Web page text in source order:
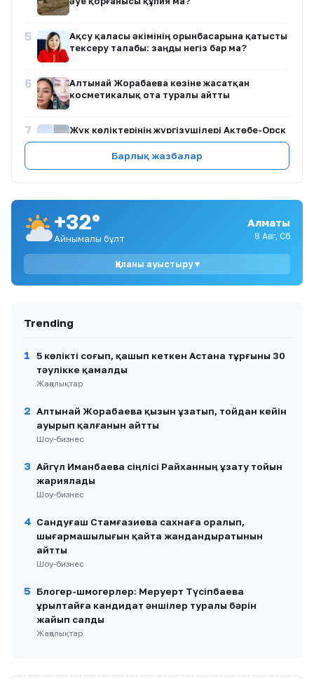
5
Ақсу қаласы әкімінің орынбасарына қатысты
тексеру талабы: заңды негіз бар ма?
6
Алтынай Жорабаева көзіне жасатқан
косметикалық ота туралы айтты
7
Жүк көліктерінің жүргізушілері Ақтөбе-Орск
шекарасында үш күн кезекте тұрғанын
9
Екібастұзда дәрігер мен науқас әйел
арасындағы жанжал тергелуде
10
Ақтөбедегі жаңа көпқабатты үй тұрғындары
бірнеше ай бойы газсыз отыр
Барлық жазбалар
+32°
Айнымалы бұлт
Алматы
8 Авг, Сб
Қаланы ауыстыру ▾
Trending
1
5 көлікті соғып, қашып кеткен Астана тұрғыны 30
тәулікке қамалды
Жаңалықтар
2 Алтынай Жорабаева қызын ұзатып, тойдан кейін
ауырып қалғанын айтты
Шоу-бизнес
3 Айгүл Иманбаева сіңлісі Райханның ұзату тойын
жариялады
Шоу-бизнес
4 Сандуғаш Стамғазиева сахнаға оралып,
шығармашылығын қайта жандандыратынын
айтты
Шоу-бизнес
5
Блогер-шмогерлер: Меруерт Түсіпбаева
Құрылтайға кандидат әншілер туралы бәрін
жайып салды
Жаңалықтар